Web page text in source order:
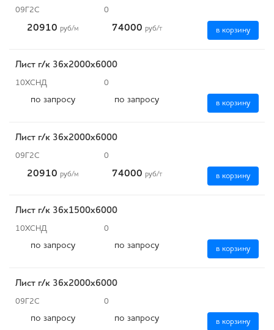
09Г2С 0
20910 руб/м 74000 руб/т в корзину
Лист г/к 36х2000х6000
10ХСНД 0
по запросу по запросу в корзину
Лист г/к 36х2000х6000
09Г2С 0
20910 руб/м 74000 руб/т в корзину
Лист г/к 36х1500х6000
10ХСНД 0
по запросу по запросу в корзину
Лист г/к 36x2000х6000
09Г2С 0
по запросу по запросу в корзину